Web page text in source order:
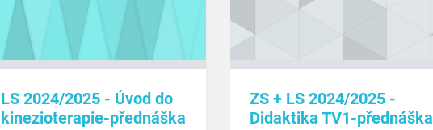
LS 2024/2025 - Úvod do
kinezioterapie-přednáška
ZS + LS 2024/2025 -
Didaktika TV1-přednáška